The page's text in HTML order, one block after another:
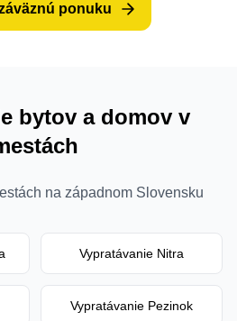
ponuku
bytov a domov v
na západnom Slovensku
Vypratávanie Nitra
Vypratávanie Pezinok